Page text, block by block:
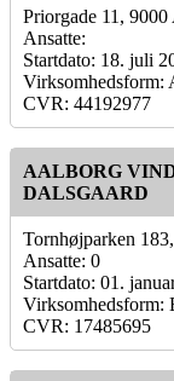
Priorgade 11,
Ansatte:
Startdato: 18. juli
Virksomhedsform:
CVR: 44192977
AALBORG
DALSGAARD
Tornhøjparken
Ansatte: 0
Startdato: 01.
Virksomhedsform:
CVR: 17485695